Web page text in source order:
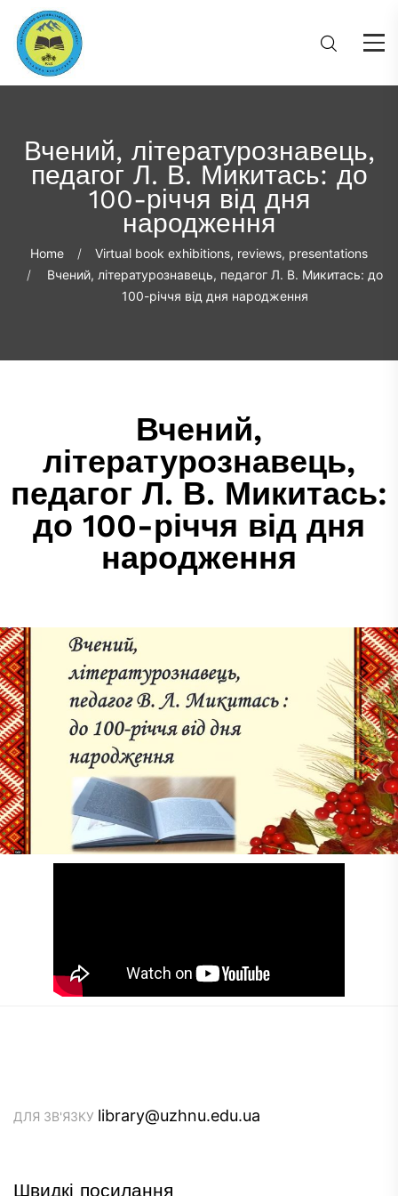
Вчений, літературознавець,
педагог Л. В. Микитась: до
100-річчя від дня
народження
Home
Virtual book exhibitions, reviews, presentations
Вчений, літературознавець, педагог Л. В. Микитась: до
100-річчя від дня народження
Вчений,
літературознавець,
педагог Л. В. Микитась:
до 100-річчя від дня
народження
ДЛЯ ЗВ'ЯЗКУ library@uzhnu.edu.ua
Швидкі посилання